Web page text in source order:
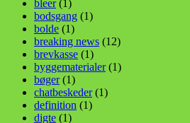
bleer(1)
bodsgang (1)
bolde (1)
breaking news (12)
brevkasse (1)
byggematerialer(1)
bøger(1)
chatbeskeder(1)
definition (1)
digte (1)